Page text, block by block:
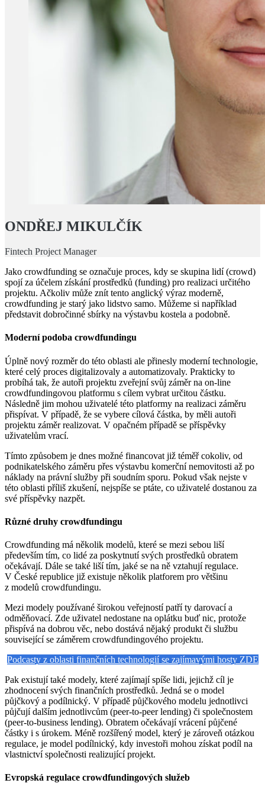
ONDŘEJ MIKULČÍK
Fintech Project Manager
Jako crowdfunding se označuje proces, kdy se skupina lidí (crowd)
spojí za účelem získání prostředků (funding) pro realizaci určitého
projektu. Ačkoliv může znít tento anglický výraz moderně,
crowdfunding je starý jako lidstvo samo. Můžeme si například
představit dobročinné sbírky na výstavbu kostela a podobně.
Moderní podoba crowdfundingu
Úplně nový rozměr do této oblasti ale přinesly moderní technologie,
které celý proces digitalizovaly a automatizovaly. Prakticky to
probíhá tak, že autoři projektu zveřejní svůj záměr na on-line
crowdfundingovou platformu s cílem vybrat určitou částku.
Následně jim mohou uživatelé této platformy na realizaci záměru
přispívat. V případě, že se vybere cílová částka, by měli autoři
projektu záměr realizovat. V opačném případě se příspěvky
uživatelům vrací.
Tímto způsobem je dnes možné financovat již téměř cokoliv, od
podnikatelského záměru přes výstavbu komerční nemovitosti až po
náklady na právní služby při soudním sporu. Pokud však nejste v
této oblasti příliš zkušení, nejspíše se ptáte, co uživatelé dostanou za
své příspěvky nazpět.
Různé druhy crowdfundingu
Crowdfunding má několik modelů, které se mezi sebou liší
především tím, co lidé za poskytnutí svých prostředků obratem
očekávají. Dále se také liší tím, jaké se na ně vztahují regulace.
V České republice již existuje několik platforem pro většinu
z modelů crowdfundingu.
Mezi modely používané širokou veřejností patří ty darovací a
odměňovací. Zde uživatel nedostane na oplátku buď nic, protože
přispívá na dobrou věc, nebo dostává nějaký produkt či službu
související se záměrem crowdfundingového projektu.
Podcasty z oblasti finančních technologií se zajímavými hosty ZDE
Pak existují také modely, které zajímají spíše lidi, jejichž cíl je
zhodnocení svých finančních prostředků. Jedná se o model
půjčkový a podílnický. V případě půjčkového modelu jednotlivci
půjčují dalším jednotlivcům (peer-to-peer lending) či společnostem
(peer-to-business lending). Obratem očekávají vrácení půjčené
částky i s úrokem. Méně rozšířený model, který je zároveň otázkou
regulace, je model podílnický, kdy investoři mohou získat podíl na
vlastnictví společnosti realizující projekt.
Evropská regulace crowdfundingových služeb